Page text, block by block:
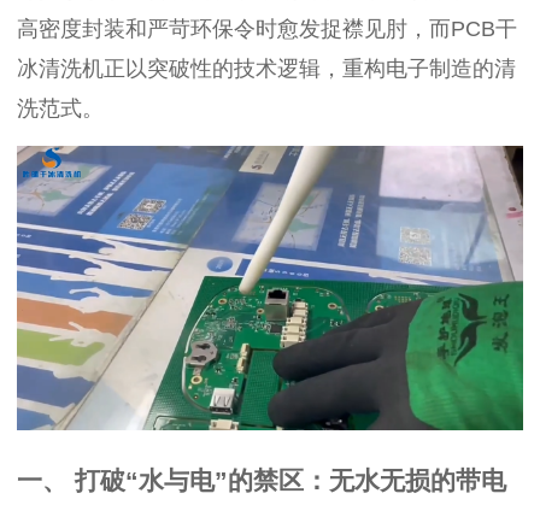
高密度封装和严苛环保令时愈发捉襟见肘，而PCB干
冰清洗机正以突破性的技术逻辑，重构电子制造的清
洗范式。
一、 打破“水与电”的禁区：无水无损的带电